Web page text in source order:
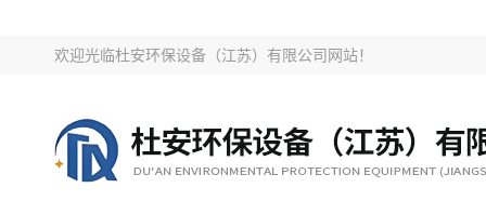
欢迎光临杜安环保设备（江苏）有限公司网站！